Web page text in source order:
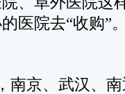
医院去“收购”
京、武汉、南